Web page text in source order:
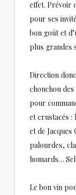
effet. Prévoir
pour ses
bon goût et
plus grandes
Direction
chouchou
pour
et crustacés :
et de
palourdes,
homards…
Le bon vin